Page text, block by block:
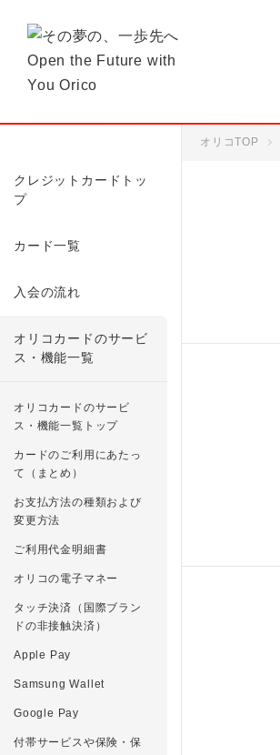
クレジットカードトッ
プ
カード一覧
入会の流れ
オリコカードのサービ
ス・機能一覧
オリコカードのサービ
ス・機能一覧トップ
カードのご利用にあたっ
て（まとめ）
お支払方法の種類および
変更方法
ご利用代金明細書
オリコの電子マネー
タッチ決済（国際ブラン
ドの非接触決済）
Apple Pay
Samsung Wallet
Google Pay
付帯サービスや保険・保
オリコTOP